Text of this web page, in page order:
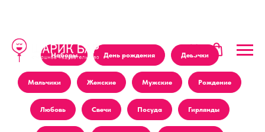
Наборы День рождения Девочки
Мальчики Женские Мужские Рождение
Любовь Свечи Посуда Гирлянды